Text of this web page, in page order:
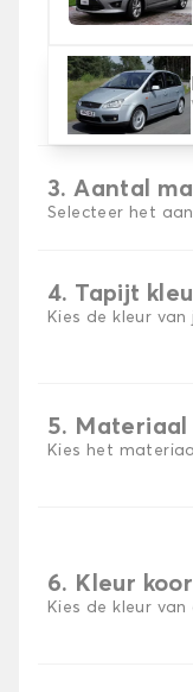
2. Materiaal
Kies het
3. Aantal
Selecteer het
4. Tapijt
Kies de kleur
5. Materiaal
Kies het
6. Kleur
Kies de kleur van